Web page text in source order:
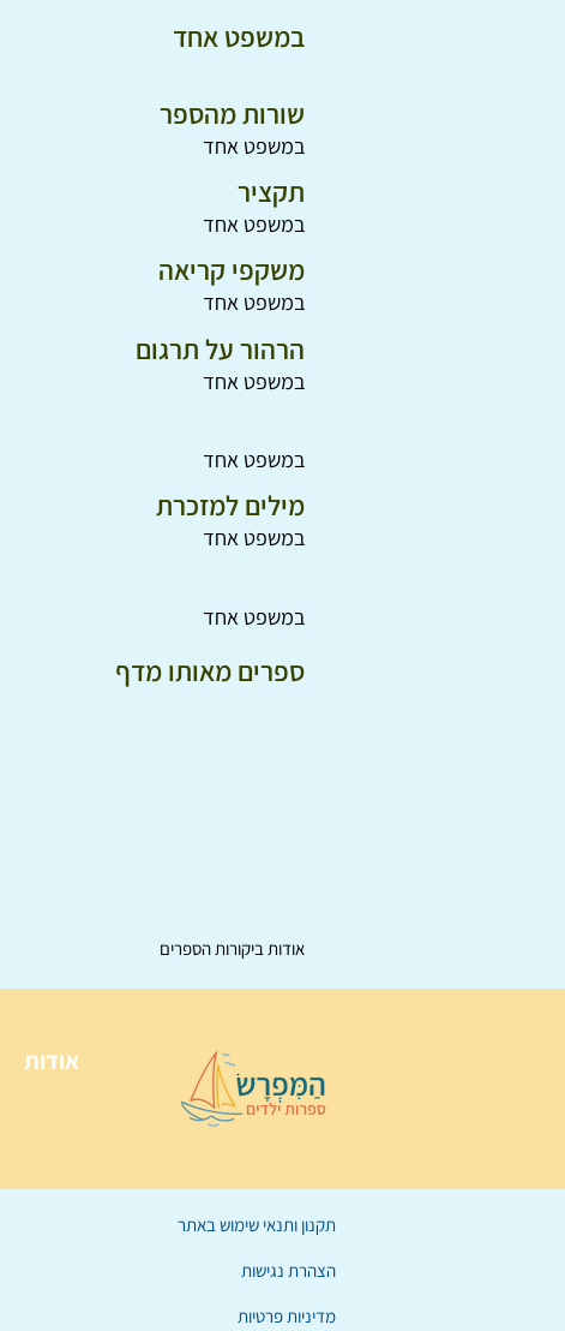
במשפט אחד
במשפט אחד
שורות מהספר
במשפט אחד
תקציר
במשפט אחד
משקפי קריאה
במשפט אחד
הרהור על תרגום
במשפט אחד
במשפט אחד
מילים למזכרת
במשפט אחד
ספרים מאותו מדף
אודות ביקורות הספרים
אודות
תקנון ותנאי שימוש באתר
הצהרת נגישות
מדיניות פרטיות